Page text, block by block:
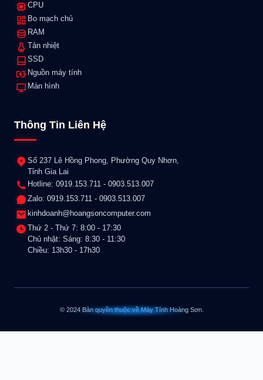
CPU
Bo mạch chủ
RAM
Tản nhiệt
SSD
Nguồn máy tính
Màn hình
Thông Tin Liên Hệ
Số 237 Lê Hồng Phong, Phường Quy Nhơn,
Tỉnh Gia Lai
Hotline: 0919.153.711 - 0903.513.007
Zalo: 0919.153.711 - 0903.513.007
kinhdoanh@hoangsoncomputer.com
Thứ 2 - Thứ 7: 8:00 - 17:30
Chủ nhật: Sáng: 8:30 - 11:30
Chiều: 13h30 - 17h30
© 2024 Bản quyền thuộc về Máy Tính Hoàng Sơn.